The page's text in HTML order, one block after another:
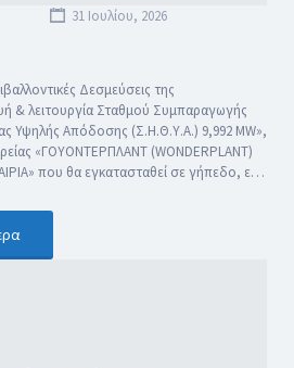
31 Ιουλίου, 2026
Δεσμεύσεις της
& λειτουργία Σταθμού Συμπαραγωγής
Υψηλής Απόδοσης (Σ.Η.Θ.Υ.Α.) 9,992 MW»,
«ΓΟΥΟΝΤΕΡΠΛΑΝΤ (WONDERPLANT)
που θα εγκατασταθεί σε γήπεδο, ε…